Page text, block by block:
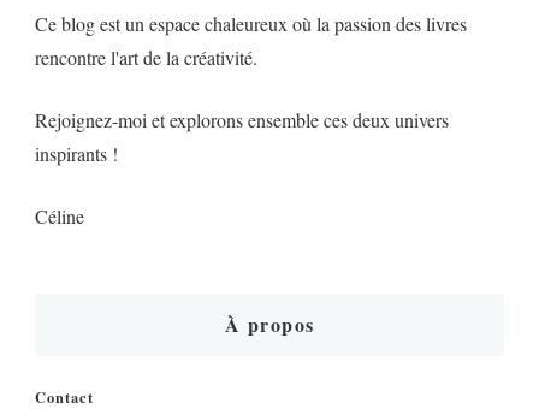
Ce blog est un espace chaleureux où la passion des livres
rencontre l'art de la créativité.
Rejoignez-moi et explorons ensemble ces deux univers
inspirants !
Céline
À propos
Contact